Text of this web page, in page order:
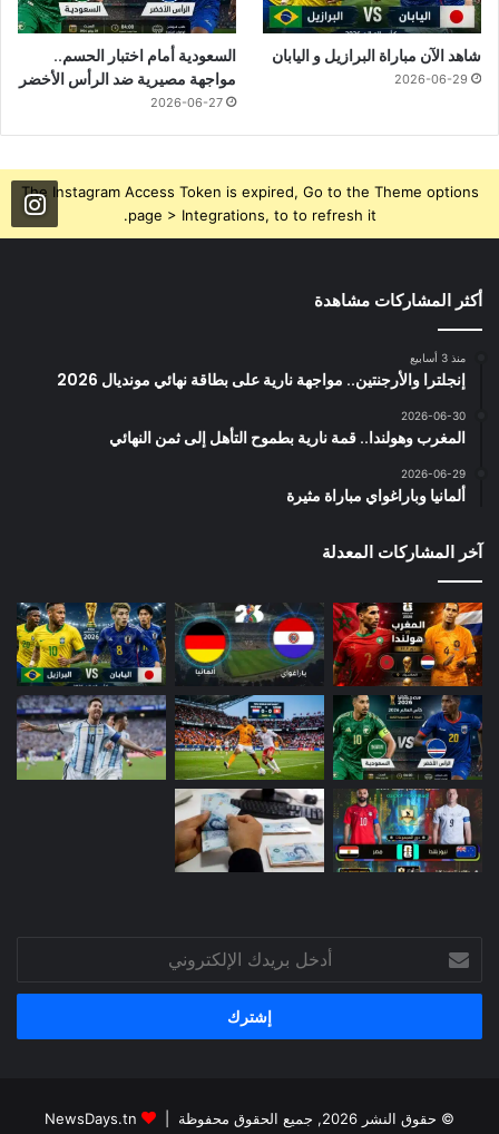
شاهد الآن مباراة البرازيل و اليابان
2026-06-29
السعودية أمام اختبار الحسم..
مواجهة مصيرية ضد الرأس الأخضر
2026-06-27
The Instagram Access Token is expired, Go to the Theme options
page > Integrations, to to refresh it.
أكثر المشاركات مشاهدة
منذ 3 أسابيع
إنجلترا والأرجنتين.. مواجهة نارية على بطاقة نهائي مونديال 2026
2026-06-30
المغرب وهولندا.. قمة نارية بطموح التأهل إلى ثمن النهائي
2026-06-29
ألمانيا وباراغواي مباراة مثيرة
آخر المشاركات المعدلة
بريدك
الإلكتروني
© حقوق النشر 2026, جميع الحقوق محفوظة |